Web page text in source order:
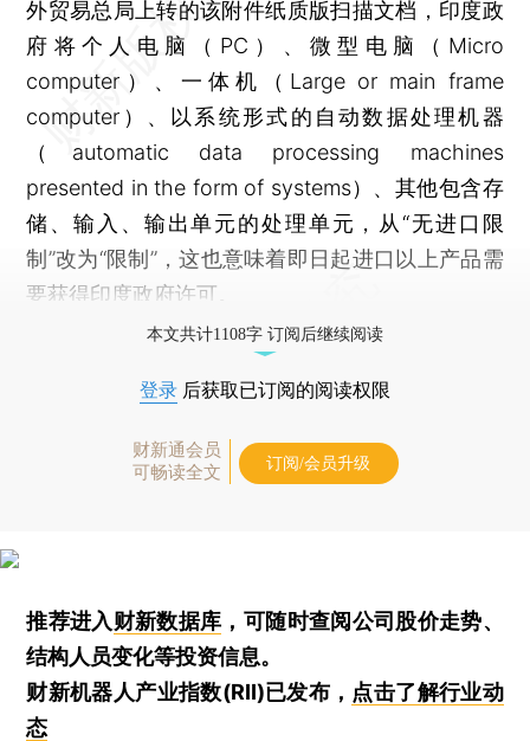
外贸易总局上转的该附件纸质版扫描文档，印度政
府将个人电脑（PC）、微型电脑（Micro
computer）、一体机（Large or main frame
computer）、以系统形式的自动数据处理机器
（automatic data processing machines
presented in the form of systems）、其他包含存
储、输入、输出单元的处理单元，从“无进口限
制”改为“限制”，这也意味着即日起进口以上产品需
要获得印度政府许可。
本文共计1108字 订阅后继续阅读
登录 后获取已订阅的阅读权限
财新通会员
可畅读全文
订阅/会员升级
推荐进入财新数据库 ，可随时查阅公司股价走势、
结构人员变化等投资信息。
财新机器人产业指数(RII)已发布， 点击了解行业动
态